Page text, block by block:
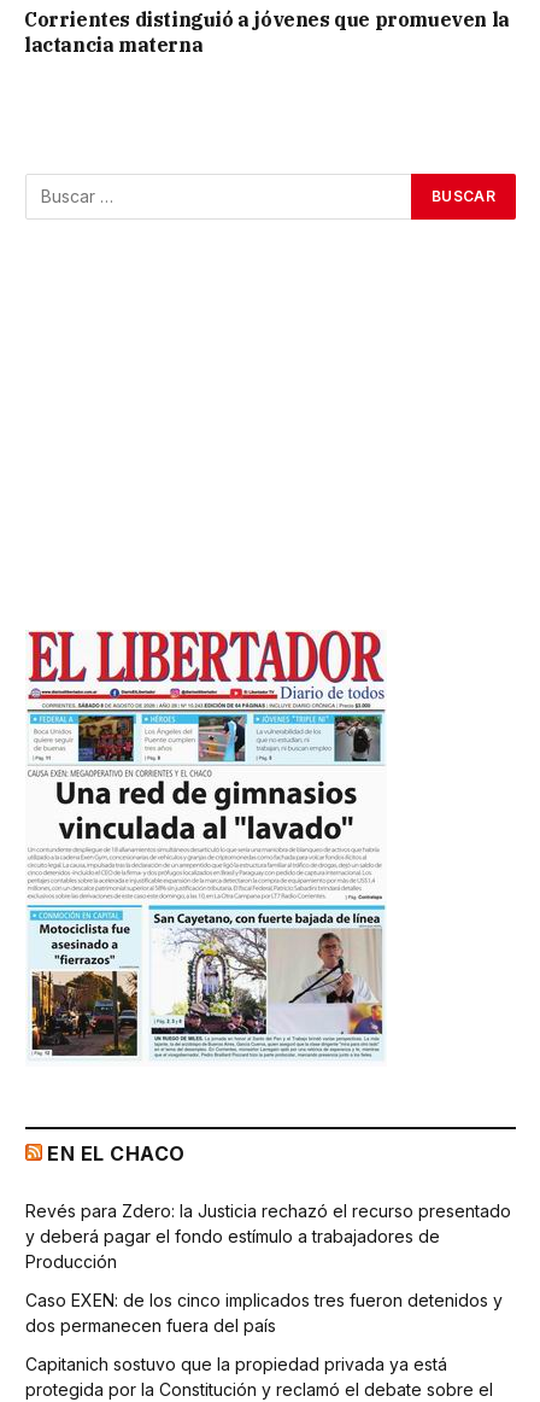
Corrientes distinguió a jóvenes que promueven la
lactancia materna
EN EL CHACO
Revés para Zdero: la Justicia rechazó el recurso presentado
y deberá pagar el fondo estímulo a trabajadores de
Producción
Caso EXEN: de los cinco implicados tres fueron detenidos y
dos permanecen fuera del país
Capitanich sostuvo que la propiedad privada ya está
protegida por la Constitución y reclamó el debate sobre el